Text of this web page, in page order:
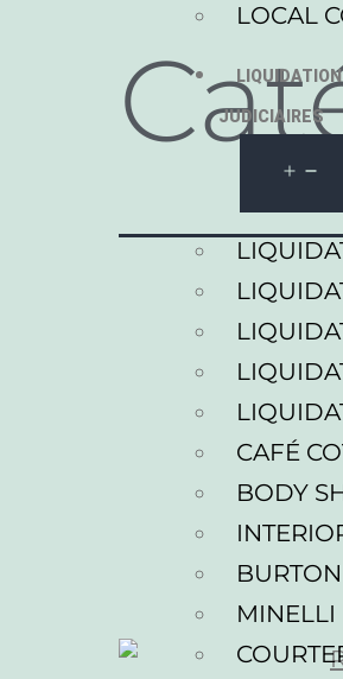
LOCAL
JUDICIAIRES
CAFÉ
BODY
MINELLI